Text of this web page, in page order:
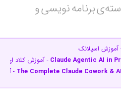
برنامه نویسی و
آموزش اسپلانک
Claude Agentic AI in - آموزش کلاد ای‌آی
The Complete Claude Cowork &
-